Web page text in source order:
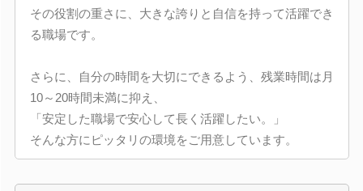
その役割の重さに、大きな誇りと自信を持って活躍でき
る職場です。
さらに、自分の時間を大切にできるよう、残業時間は月
10～20時間未満に抑え、
「安定した職場で安心して長く活躍したい。」
そんな方にピッタリの環境をご用意しています。